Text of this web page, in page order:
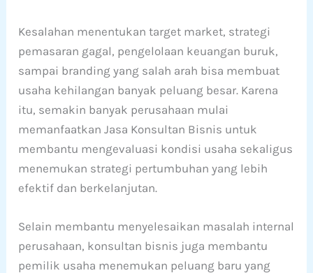
Kesalahan menentukan target market, strategi
pemasaran gagal, pengelolaan keuangan buruk,
sampai branding yang salah arah bisa membuat
usaha kehilangan banyak peluang besar. Karena
itu, semakin banyak perusahaan mulai
memanfaatkan Jasa Konsultan Bisnis untuk
membantu mengevaluasi kondisi usaha sekaligus
menemukan strategi pertumbuhan yang lebih
efektif dan berkelanjutan.
Selain membantu menyelesaikan masalah internal
perusahaan, konsultan bisnis juga membantu
pemilik usaha menemukan peluang baru yang